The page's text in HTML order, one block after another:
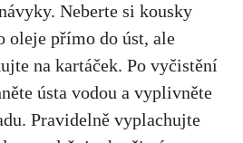
Neberte si kousky
oleje přímo do úst, ale
na kartáček. Po vyčistění
ústa vodou a vyplivněte
Pravidelně vyplachujte